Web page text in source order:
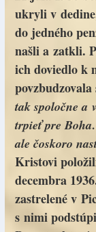
ukryli v
do jedného
našli a zatkli.
ich doviedlo k
povzbudzovala
tak spoločne a
trpieť pre
ale čoskoro
Kristovi
decembra
zastrelené v
s nimi